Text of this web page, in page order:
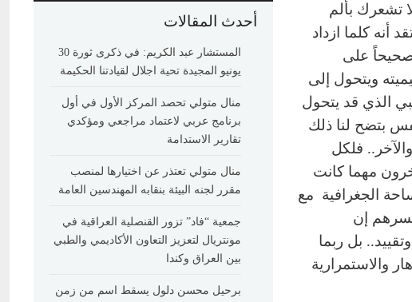
تشعرك بألم
أنه كلما ازداد
على
ويتحول إلى
الذي قد يتحول
بتضح لنا ذلك
فلكل
مهما كانت
الجغرافية مع
إن
بل ربما
والاستمرارية
أحدث المقالات
المستشار عبد الكريم: في ذكرى ثورة 30
يونيو المجيدة تحية اجلال لقيادتنا الحكيمة
منال متولي تحصد المركز الأول في أول
برنامج عربي لاعتماد مراجعي ومؤكدي
تقارير الاستدامة
منال متولي تعتذر عن اختيارها لمنصب
مقرر لجنه البيئة بنقابه المهندسين العامة
جمعية “فاد” تزور القنصلية العراقية في
مونتريال لتعزيز التعاون الأكاديمي والطبي
بين العراق وكندا
برحيل محسن دلول يسقط اسم من زمن